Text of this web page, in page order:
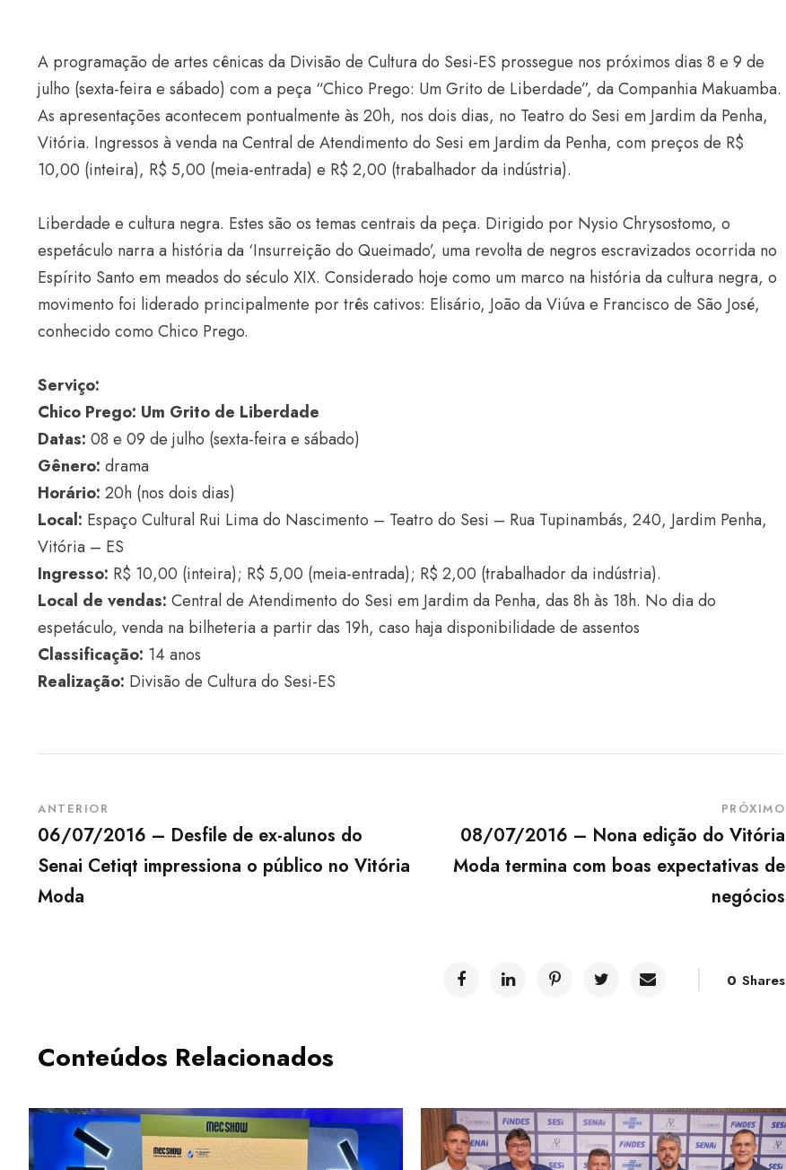
A programação de artes cênicas da Divisão de Cultura do Sesi-ES prossegue nos próximos dias 8 e 9 de
julho (sexta-feira e sábado) com a peça “Chico Prego: Um Grito de Liberdade”, da Companhia Makuamba.
As apresentações acontecem pontualmente às 20h, nos dois dias, no Teatro do Sesi em Jardim da Penha,
Vitória. Ingressos à venda na Central de Atendimento do Sesi em Jardim da Penha, com preços de R$
10,00 (inteira), R$ 5,00 (meia-entrada) e R$ 2,00 (trabalhador da indústria).
Liberdade e cultura negra. Estes são os temas centrais da peça. Dirigido por Nysio Chrysostomo, o
espetáculo narra a história da ‘Insurreição do Queimado’, uma revolta de negros escravizados ocorrida no
Espírito Santo em meados do século XIX. Considerado hoje como um marco na história da cultura negra, o
movimento foi liderado principalmente por três cativos: Elisário, João da Viúva e Francisco de São José,
conhecido como Chico Prego.
Serviço:
Chico Prego: Um Grito de Liberdade
Datas: 08 e 09 de julho (sexta-feira e sábado)
Gênero: drama
Horário: 20h (nos dois dias)
Local: Espaço Cultural Rui Lima do Nascimento – Teatro do Sesi – Rua Tupinambás, 240, Jardim Penha,
Vitória – ES
Ingresso: R$ 10,00 (inteira); R$ 5,00 (meia-entrada); R$ 2,00 (trabalhador da indústria).
Local de vendas: Central de Atendimento do Sesi em Jardim da Penha, das 8h às 18h. No dia do
espetáculo, venda na bilheteria a partir das 19h, caso haja disponibilidade de assentos
Classificação: 14 anos
Realização: Divisão de Cultura do Sesi-ES
ANTERIOR
06/07/2016 – Desfile de ex-alunos do
Senai Cetiqt impressiona o público no Vitória
Moda
PRÓXIMO
08/07/2016 – Nona edição do Vitória
Moda termina com boas expectativas de
negócios
0 Shares
Conteúdos Relacionados